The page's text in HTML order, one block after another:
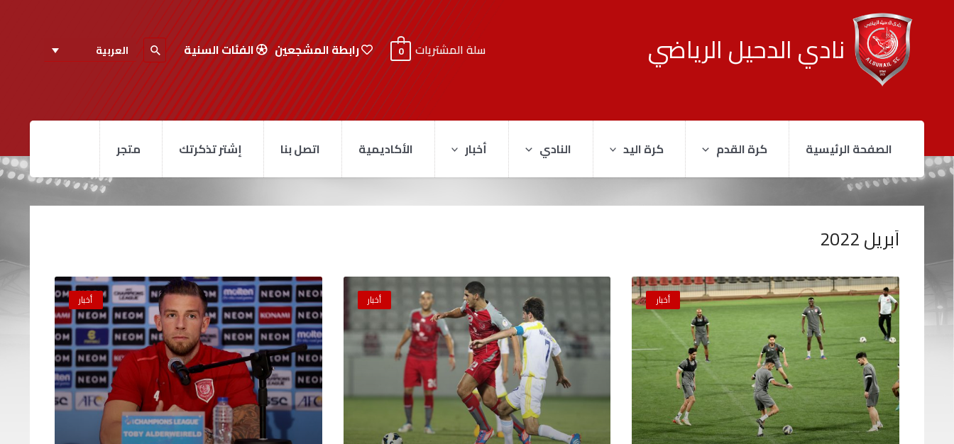
نادي الدحيل الرياضي سلة المشتريات 0 رابطة المشجعين الفئات السنية العربية
الصفحة الرئيسية كرة القدم كرة اليد النادي أخبار الأكاديمية اتصل بنا إشتر تذكرتك متجر
أبريل 2022
أخبار أخبار أخبار